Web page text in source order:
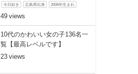
今日好き 広島県出身 2006年生まれ
49
10代のかわいい女の子136名一
覧【最高レベルです】
23